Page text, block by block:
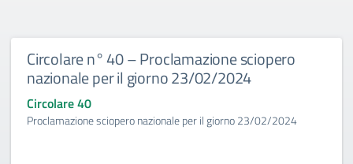
Circolare n° 40 – Proclamazione sciopero
nazionale per il giorno 23/02/2024
Circolare 40
Proclamazione sciopero nazionale per il giorno 23/02/2024